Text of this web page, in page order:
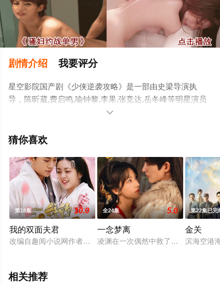
剧情介绍 我要评分
星空影院国产剧《少侠逆袭攻略》是一部由史梁导演执
导，陈昕葳,费启鸣,喻钟黎,李果,张竞达,岳冬峰等明星演员
精彩演绎的中国大陆电视剧，大结局剧情已揭晓（1-26全
空电影网，更多相关信息可移步至豆瓣电视剧、电视猫或

猜你喜欢
第18集 10.0
我的双面夫君
改编自趣阅小说网作者鬼月幽灵《我和前夫他哥HE了》。沐玖
全24集 5.0
一念梦离
凌渊在一次偶然中救了罗一，但罗一
第22集已完
金关
滨海空港
相关推荐